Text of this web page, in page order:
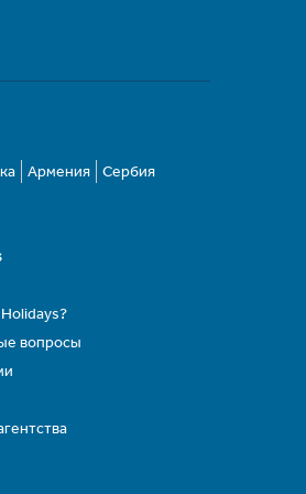
Армения Сербия
вопросы